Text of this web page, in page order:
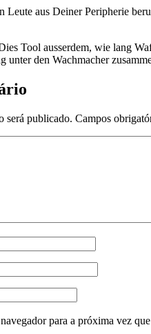
Leute aus Deiner Peripherie
Tool ausserdem, wie lang
unter den Wachmacher
será publicado. Campos
para a próxima vez